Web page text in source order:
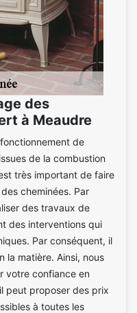
des
à Meaudre
de
de la combustion
très important de faire
cheminées. Par
des travaux de
des interventions qui
Par conséquent, il
la matière. Ainsi, nous
votre confiance en
peut proposer des prix
à toutes les